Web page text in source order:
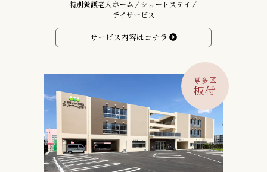
特別養護老人ホーム／ショートステイ／
デイサービス
サービス内容はコチラ
博多区
板付